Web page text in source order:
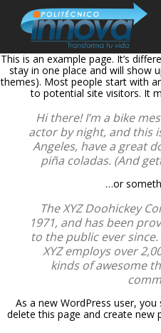
30
DICIEMBRE
2024
INSTITUTO:
TÉCNICA Y
OPINIONES
QUE
TRANSFORMAN
VIDAS EN
COLOMBIA
27
2024
PARA
TU
25
DICIEMBRE
2024
CARRERAS
TÉCNICAS
INNOVACIÓN Y
OPORTUNIDADES
PARA EL FUTURO
24
2024
This is an example page. It’s
stay in one place and will show
themes). Most people start with
to potential site visitors. It
Hi there! I’m a bike
actor by night, and this
Angeles, have a great
piña coladas. (And
…or
The XYZ Doohickey
1971, and has been
to the public ever
XYZ employs over
kinds of awesome
As a new WordPress user,
delete this page and create new